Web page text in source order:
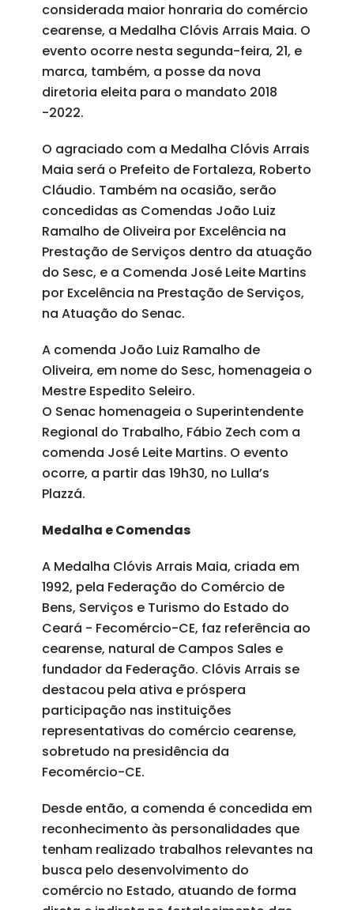
considerada maior honraria do comércio
cearense, a Medalha Clóvis Arrais Maia. O
evento ocorre nesta segunda-feira, 21, e
marca, também, a posse da nova
diretoria eleita para o mandato 2018
-2022.
O agraciado com a Medalha Clóvis Arrais
Maia será o Prefeito de Fortaleza, Roberto
Cláudio. Também na ocasião, serão
concedidas as Comendas João Luiz
Ramalho de Oliveira por Excelência na
Prestação de Serviços dentro da atuação
do Sesc, e a Comenda José Leite Martins
por Excelência na Prestação de Serviços,
na Atuação do Senac.
A comenda João Luiz Ramalho de
Oliveira, em nome do Sesc, homenageia o
Mestre Espedito Seleiro.
O Senac homenageia o Superintendente
Regional do Trabalho, Fábio Zech com a
comenda José Leite Martins. O evento
ocorre, a partir das 19h30, no Lulla’s
Plazzá.
Medalha e Comendas
A Medalha Clóvis Arrais Maia, criada em
1992, pela Federação do Comércio de
Bens, Serviços e Turismo do Estado do
Ceará - Fecomércio-CE, faz referência ao
cearense, natural de Campos Sales e
fundador da Federação. Clóvis Arrais se
destacou pela ativa e próspera
participação nas instituições
representativas do comércio cearense,
sobretudo na presidência da
Fecomércio-CE.
Desde então, a comenda é concedida em
reconhecimento às personalidades que
tenham realizado trabalhos relevantes na
busca pelo desenvolvimento do
comércio no Estado, atuando de forma